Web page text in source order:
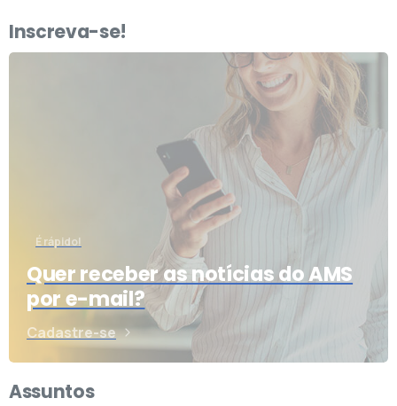
Inscreva-se!
É rápido!
Quer receber as notícias do AMS
por e-mail?
Cadastre-se
Assuntos